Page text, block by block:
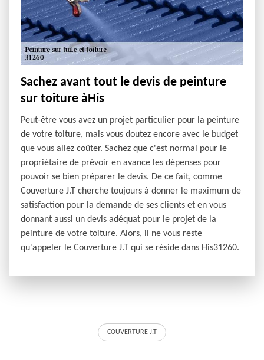
Sachez avant tout le devis de peinture
sur toiture àHis
Peut-être vous avez un projet particulier pour la peinture
de votre toiture, mais vous doutez encore avec le budget
que vous allez coûter. Sachez que c'est normal pour le
propriétaire de prévoir en avance les dépenses pour
pouvoir se bien préparer le devis. De ce fait, comme
Couverture J.T cherche toujours à donner le maximum de
satisfaction pour la demande de ses clients et en vous
donnant aussi un devis adéquat pour le projet de la
peinture de votre toiture. Alors, il ne vous reste
qu'appeler le Couverture J.T qui se réside dans His31260.
COUVERTURE J.T